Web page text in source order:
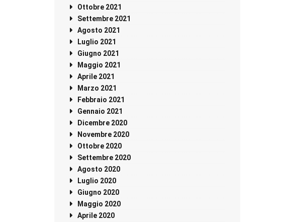
Ottobre 2021
Settembre 2021
Agosto 2021
Luglio 2021
Giugno 2021
Maggio 2021
Aprile 2021
Marzo 2021
Febbraio 2021
Gennaio 2021
Dicembre 2020
Novembre 2020
Ottobre 2020
Settembre 2020
Agosto 2020
Luglio 2020
Giugno 2020
Maggio 2020
Aprile 2020